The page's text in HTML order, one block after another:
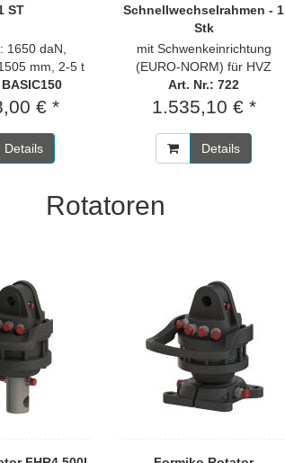
ST
1650 daN,
mm, 2-5 t
€ *
Details
Schnellwechselrahmen - 1
Stk
mit Schwenkeinrichtung
(EURO-NORM) für HVZ
Art. Nr.: 722
1.535,10 € *
Details
Rotatoren